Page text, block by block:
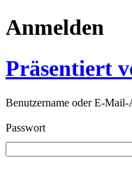
Anmelden
Präsentiert
Benutzername oder E-Mail-
Passwort